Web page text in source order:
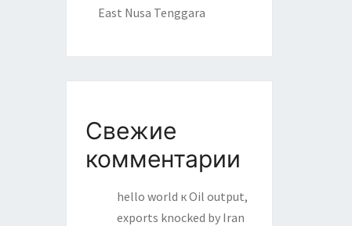
East Nusa Tenggara
Свежие
комментарии
hello world кOil output,
exports knocked by Iran